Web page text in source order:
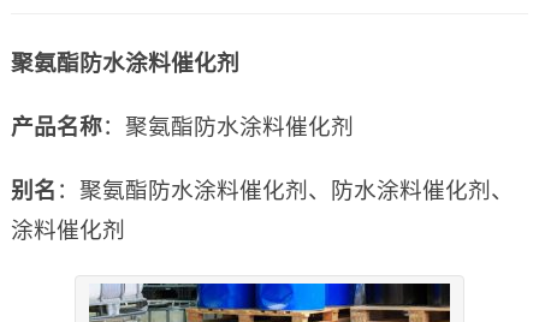
聚氨酯防水涂料催化剂
产品名称：聚氨酯防水涂料催化剂
别名 ：聚氨酯防水涂料催化剂、防水涂料催化剂、
涂料催化剂